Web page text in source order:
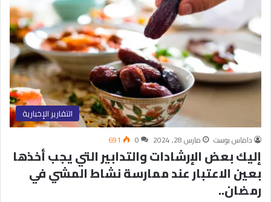
التقارير الإخبارية
داماس بوست مارس 28, 2024 0
691
إليك بعض الإرشادات والتدابير التي يجب أخذها
بعين الاعتبار عند ممارسة نشاط المشي في
رمضان..